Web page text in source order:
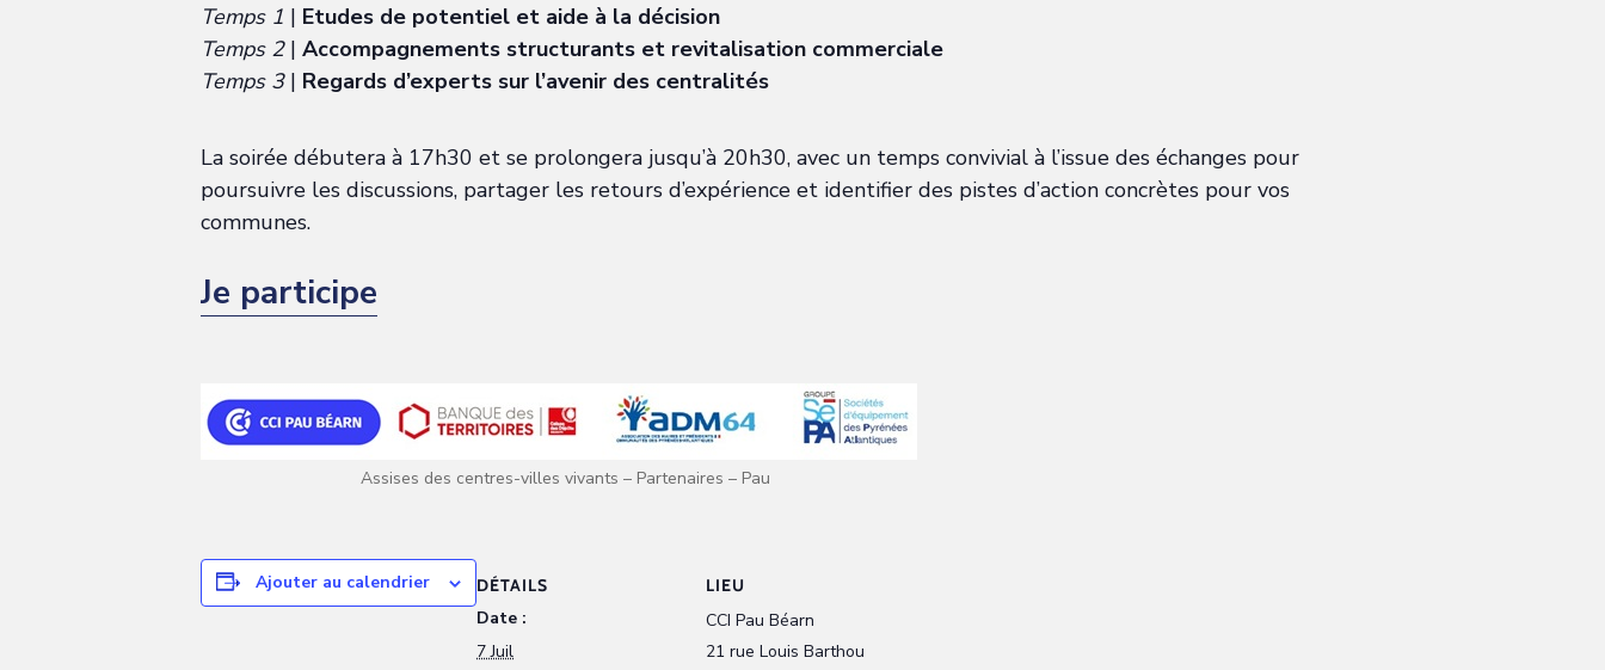
Temps 1 | Etudes de potentiel et aide à la décision
Temps 2| Accompagnements structurants et revitalisation commerciale
Temps 3| Regards d’experts sur l’avenir des centralités
La soirée débutera à 17h30 et se prolongera jusqu’à 20h30, avec un temps convivial à l’issue des échanges pour
poursuivre les discussions, partager les retours d’expérience et identifier des pistes d’action concrètes pour vos
communes.
Je participe
Assises des centres-villes vivants – Partenaires – Pau
Ajouter au calendrier DÉTAILS
Date :
7 Juil
LIEU
CCI Pau Béarn
21 rue Louis Barthou